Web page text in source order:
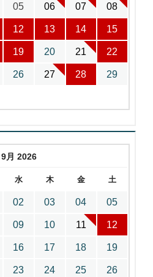
05 06 07 08
12 13 14 15
19 20 21 22
26 27 28 29
9月 2026
水 木 金 土
02 03 04 05
09 10 11 12
16 17 18 19
23 24 25 26